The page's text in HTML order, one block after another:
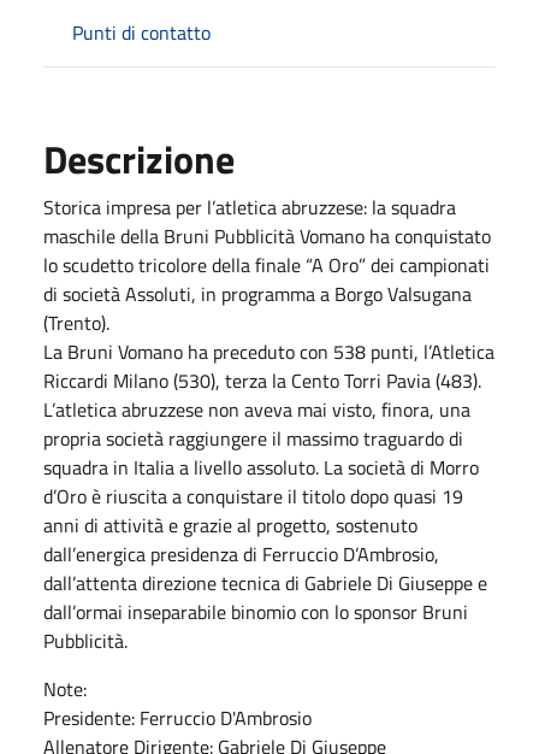
Punti di contatto
Descrizione
Storica impresa per l’atletica abruzzese: la squadra
maschile della Bruni Pubblicità Vomano ha conquistato
lo scudetto tricolore della finale “A Oro” dei campionati
di società Assoluti, in programma a Borgo Valsugana
(Trento).
La Bruni Vomano ha preceduto con 538 punti, l’Atletica
Riccardi Milano (530), terza la Cento Torri Pavia (483).
L’atletica abruzzese non aveva mai visto, finora, una
propria società raggiungere il massimo traguardo di
squadra in Italia a livello assoluto. La società di Morro
d’Oro è riuscita a conquistare il titolo dopo quasi 19
anni di attività e grazie al progetto, sostenuto
dall’energica presidenza di Ferruccio D’Ambrosio,
dall’attenta direzione tecnica di Gabriele Di Giuseppe e
dall’ormai inseparabile binomio con lo sponsor Bruni
Pubblicità.
Note:
Presidente: Ferruccio D'Ambrosio
Allenatore Dirigente: Gabriele Di Giuseppe